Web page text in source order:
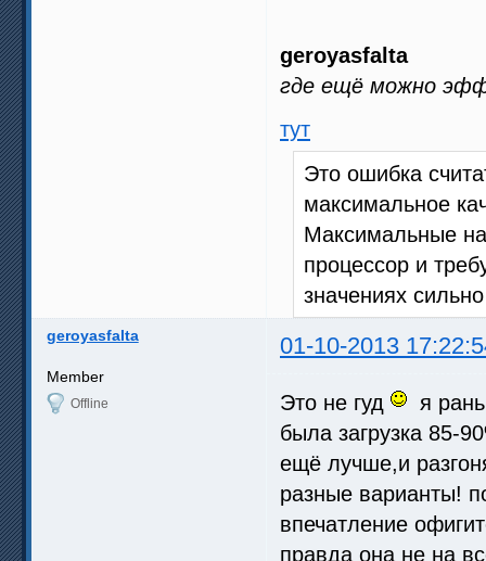
geroyasfalta
где ещё можно
тут
Это ошибка
максимальное
Максимальные
процессор и
значениях
geroyasfalta 01-10-2013
Member
Offline Это не гуд
я
была загрузка 85-
ещё лучше,и
разные варианты!
впечатление
правда она не на